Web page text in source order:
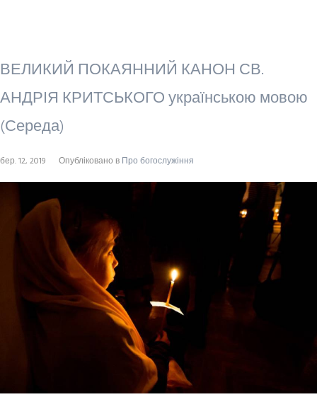
ВЕЛИКИЙ ПОКАЯННИЙ КАНОН СВ.
АНДРІЯ КРИТСЬКОГО українською мовою
(Середа)
бер. 12, 2019 Опубліковано в Про богослужіння